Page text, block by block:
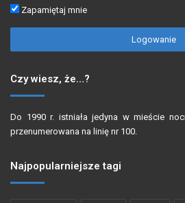
Zapamiętaj mnie
Logowanie
Czy wiesz, że…?
Do 1990 r. istniała jedyna w mieście
przenumerowana na linię nr 100.
Najpopularniejsze tagi